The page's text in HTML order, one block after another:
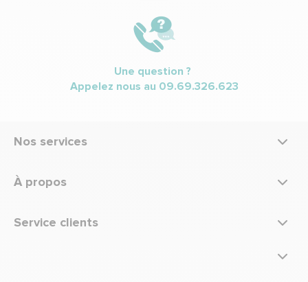
Une question ?
Appelez nous au 09.69.326.623
Nos services
À propos
Service clients